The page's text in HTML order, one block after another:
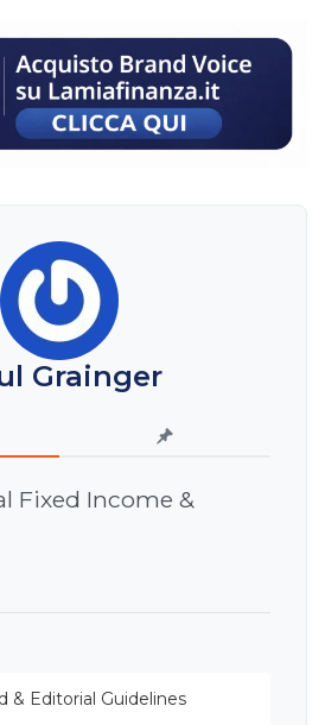
Grainger
Fixed Income &
& Editorial Guidelines